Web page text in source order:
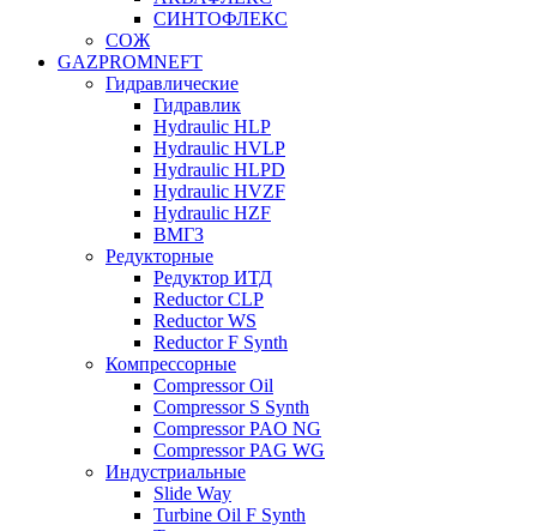
СИНТОФЛЕКС
СОЖ
GAZPROMNEFT
Гидравлические
Гидравлик
Hydraulic HLP
Hydraulic HVLP
Hydraulic HLPD
Hydraulic HVZF
Hydraulic HZF
ВМГЗ
Редукторные
Редуктор ИТД
Reductor CLP
Reductor WS
Reductor F Synth
Компрессорные
Compressor Oil
Compressor S Synth
Compressor PAO NG
Compressor PAG WG
Индустриальные
Slide Way
Turbine Oil F Synth